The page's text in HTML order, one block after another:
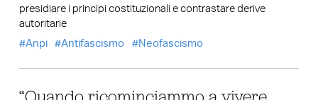
presidiare i principi costituzionali e contrastare derive
autoritarie
Anpi
Antifascismo Neofascismo
“Quando ricominciammo a vivere.